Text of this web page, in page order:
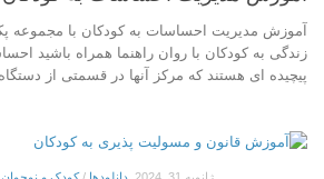
آموزش مدیریت احساسات به کودکان با مجموعه
زندگی به کودکان با روان راهنما همراه باشید
پیچیده ای هستند که مرکز آنها در قسمتی از